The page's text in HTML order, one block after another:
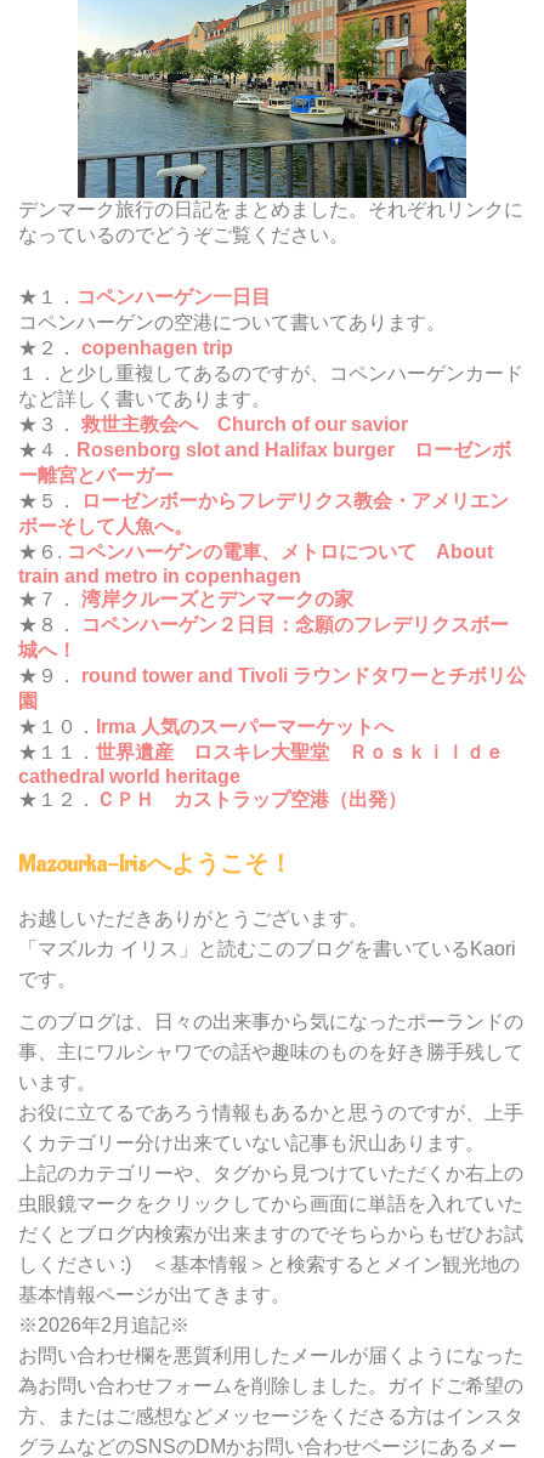
デンマーク旅行の日記をまとめました。それぞれリンクに
なっているのでどうぞご覧ください。
★１． コペンハーゲン一日目
コペンハーゲンの空港について書いてあります。
★２． copenhagen trip
１．と少し重複してあるのですが、コペンハーゲンカード
など詳しく書いてあります。
★３．救世主教会へ Church of our savior
★４． Rosenborg slot and Halifax burger ローゼンボ
ー離宮とバーガー
★５．
ローゼンボーからフレデリクス教会・アメリエン
ボーそして人魚へ。
★６. コペンハーゲンの電車、メトロについて About
train and metro in copenhagen
★７． 湾岸クルーズとデンマークの家
★８．
コペンハーゲン２日目：念願のフレデリクスボー
城へ！
★９．
round tower and Tivoli ラウンドタワーとチボリ公
園
★１０．
Irma 人気のスーパーマーケットへ
★１１． 世界遺産 ロスキレ大聖堂 Ｒｏｓｋｉｌｄｅ
cathedral world heritage
★１２． ＣＰＨ カストラップ空港（出発）
Mazourka-Irisへようこそ！
お越しいただきありがとうございます。
「マズルカ イリス」と読むこのブログを書いているKaori
です。
このブログは、日々の出来事から気になったポーランドの
事、主にワルシャワでの話や趣味のものを好き勝手残して
います。
お役に立てるであろう情報もあるかと思うのですが、上手
くカテゴリー分け出来ていない記事も沢山あります。
上記のカテゴリーや、タグから見つけていただくか右上の
虫眼鏡マークをクリックしてから画面に単語を入れていた
だくとブログ内検索が出来ますのでそちらからもぜひお試
しください :) ＜基本情報＞と検索するとメイン観光地の
基本情報ページが出てきます。
※2026年2月追記※
お問い合わせ欄を悪質利用したメールが届くようになった
為お問い合わせフォームを削除しました。ガイドご希望の
方、またはご感想などメッセージをくださる方はインスタ
グラムなどのSNSのDMかお問い合わせページにあるメー